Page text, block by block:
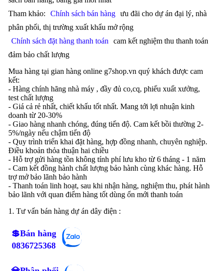
Tham khảo:
Chính sách bán hàng
ưu đãi cho dự án đại lý, nhà
phân phối, thị trường xuất khẩu mở rộng
Chính sách đặt hàng thanh toán
cam kết nghiệm thu thanh toán
đảm bảo chất lượng
Mua hàng tại gian hàng online g7shop.vn quý khách được cam
kết:
- Hàng chính hãng nhà máy , đầy đủ co,cq, phiếu xuất xưởng,
test chất lượng
- Giá cả rẻ nhất, chiết khấu tốt nhất. Mang tới lợi nhuận kinh
doanh từ 20-30%
- Giao hàng nhanh chóng, đúng tiến độ. Cam kết bồi thường 2-
5%/ngày nếu chậm tiến độ
- Quy trình triển khai đặt hàng, hợp đồng nhanh, chuyên nghiệp.
Điều khoản thỏa thuận hai chiều
- Hỗ trợ gửi hàng tồn không tính phí lưu kho từ 6 tháng - 1 năm
- Cam kết đồng hành chất lượng bảo hành cùng khác hàng. Hỗ
trợ mở bảo lãnh bảo hành
- Thanh toán linh hoạt, sau khi nhận hàng, nghiệm thu, phát hành
bảo lãnh với quan điểm hàng tốt dùng ổn mới thanh toán
1. Tư vấn bán hàng dự án dây điện :
💲Bán hàng
0836725368